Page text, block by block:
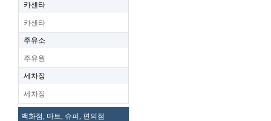
카센타
카센타
주유소
주유원
세차장
세차장
백화점, 마트, 슈퍼, 편의점